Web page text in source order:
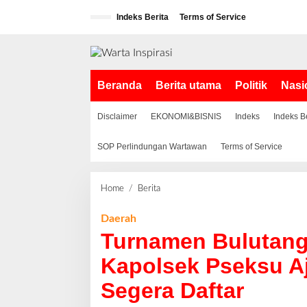
Indeks Berita Terms of Service
Beranda Berita utama Politik
Disclaimer EKONOMI&BISNIS Indeks Indeks
SOP Perlindungan Wartawan Terms of Service
Home / Berita
m
e
n
B
Daerah
Turnamen
Kapolsek Pseksu
Segera Daftar